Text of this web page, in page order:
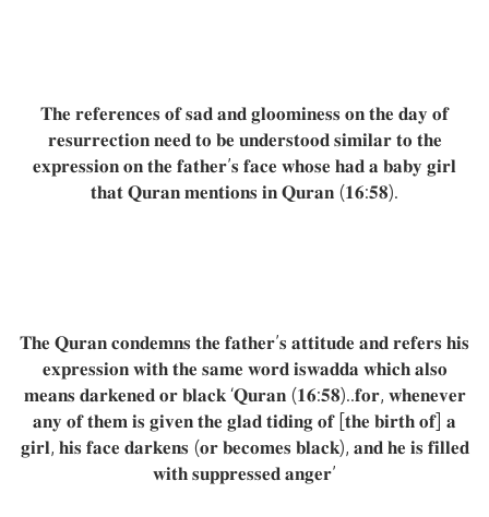
𝐓𝐡𝐞 𝐫𝐞𝐟𝐞𝐫𝐞𝐧𝐜𝐞𝐬 𝐨𝐟 𝐬𝐚𝐝 𝐚𝐧𝐝 𝐠𝐥𝐨𝐨𝐦𝐢𝐧𝐞𝐬𝐬 𝐨𝐧 𝐭𝐡𝐞 𝐝𝐚𝐲 𝐨𝐟
𝐫𝐞𝐬𝐮𝐫𝐫𝐞𝐜𝐭𝐢𝐨𝐧 𝐧𝐞𝐞𝐝 𝐭𝐨 𝐛𝐞 𝐮𝐧𝐝𝐞𝐫𝐬𝐭𝐨𝐨𝐝 𝐬𝐢𝐦𝐢𝐥𝐚𝐫 𝐭𝐨 𝐭𝐡𝐞
𝐞𝐱𝐩𝐫𝐞𝐬𝐬𝐢𝐨𝐧 𝐨𝐧 𝐭𝐡𝐞 𝐟𝐚𝐭𝐡𝐞𝐫’𝐬 𝐟𝐚𝐜𝐞 𝐰𝐡𝐨𝐬𝐞 𝐡𝐚𝐝 𝐚 𝐛𝐚𝐛𝐲 𝐠𝐢𝐫𝐥
𝐭𝐡𝐚𝐭 𝐐𝐮𝐫𝐚𝐧 𝐦𝐞𝐧𝐭𝐢𝐨𝐧𝐬 𝐢𝐧 𝐐𝐮𝐫𝐚𝐧 (𝟏𝟔:𝟓𝟖).
𝐓𝐡𝐞 𝐐𝐮𝐫𝐚𝐧 𝐜𝐨𝐧𝐝𝐞𝐦𝐧𝐬 𝐭𝐡𝐞 𝐟𝐚𝐭𝐡𝐞𝐫’𝐬 𝐚𝐭𝐭𝐢𝐭𝐮𝐝𝐞 𝐚𝐧𝐝 𝐫𝐞𝐟𝐞𝐫𝐬 𝐡𝐢𝐬
𝐞𝐱𝐩𝐫𝐞𝐬𝐬𝐢𝐨𝐧 𝐰𝐢𝐭𝐡 𝐭𝐡𝐞 𝐬𝐚𝐦𝐞 𝐰𝐨𝐫𝐝 𝐢𝐬𝐰𝐚𝐝𝐝𝐚 𝐰𝐡𝐢𝐜𝐡 𝐚𝐥𝐬𝐨
𝐦𝐞𝐚𝐧𝐬 𝐝𝐚𝐫𝐤𝐞𝐧𝐞𝐝 𝐨𝐫 𝐛𝐥𝐚𝐜𝐤 ‘𝐐𝐮𝐫𝐚𝐧 (𝟏𝟔:𝟓𝟖)..𝐟𝐨𝐫, 𝐰𝐡𝐞𝐧𝐞𝐯𝐞𝐫
𝐚𝐧𝐲 𝐨𝐟 𝐭𝐡𝐞𝐦 𝐢𝐬 𝐠𝐢𝐯𝐞𝐧 𝐭𝐡𝐞 𝐠𝐥𝐚𝐝 𝐭𝐢𝐝𝐢𝐧𝐠 𝐨𝐟 [𝐭𝐡𝐞 𝐛𝐢𝐫𝐭𝐡 𝐨𝐟] 𝐚
𝐠𝐢𝐫𝐥, 𝐡𝐢𝐬 𝐟𝐚𝐜𝐞 𝐝𝐚𝐫𝐤𝐞𝐧𝐬 (𝐨𝐫 𝐛𝐞𝐜𝐨𝐦𝐞𝐬 𝐛𝐥𝐚𝐜𝐤), 𝐚𝐧𝐝 𝐡𝐞 𝐢𝐬 𝐟𝐢𝐥𝐥𝐞𝐝
𝐰𝐢𝐭𝐡 𝐬𝐮𝐩𝐩𝐫𝐞𝐬𝐬𝐞𝐝 𝐚𝐧𝐠𝐞𝐫’